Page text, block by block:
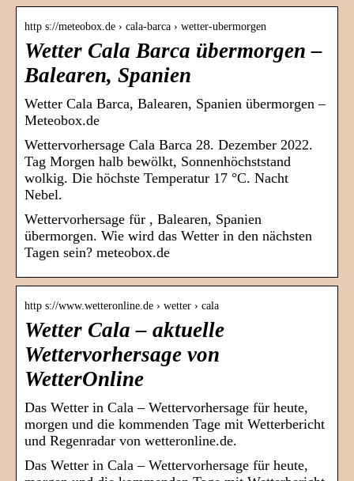
http s://meteobox.de › cala-barca › wetter-ubermorgen
Wetter Cala Barca übermorgen –
Balearen, Spanien
Wetter Cala Barca, Balearen, Spanien übermorgen –
Meteobox.de
Wettervorhersage Cala Barca 28. Dezember 2022.
Tag Morgen halb bewölkt, Sonnenhöchststand
wolkig. Die höchste Temperatur 17 °C. Nacht
Nebel.
Wettervorhersage für , Balearen, Spanien
übermorgen. Wie wird das Wetter in den nächsten
Tagen sein? meteobox.de
http s://www.wetteronline.de › wetter › cala
Wetter Cala – aktuelle
Wettervorhersage von
WetterOnline
Das Wetter in Cala – Wettervorhersage für heute,
morgen und die kommenden Tage mit Wetterbericht
und Regenradar von wetteronline.de.
Das Wetter in Cala – Wettervorhersage für heute,